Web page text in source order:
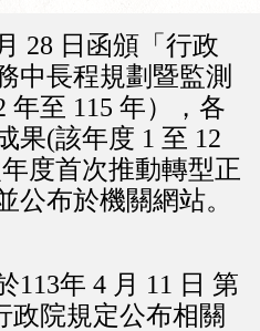
28 日函頒「行政
中長程規劃暨監測
年至 115 年），各
果(該年度 1 至 12
度首次推動轉型正
公布於機關網站。
113年 4 月 11 日 第
政院規定公布相關